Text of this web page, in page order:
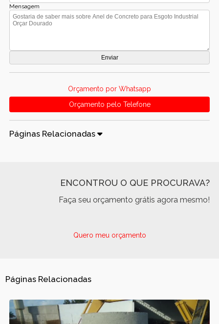
Mensagem
Orçamento por Whatsapp
Orçamento pelo Telefone
Páginas Relacionadas
ENCONTROU O QUE PROCURAVA?
Faça seu orçamento grátis agora mesmo!
Quero meu orçamento
Páginas Relacionadas